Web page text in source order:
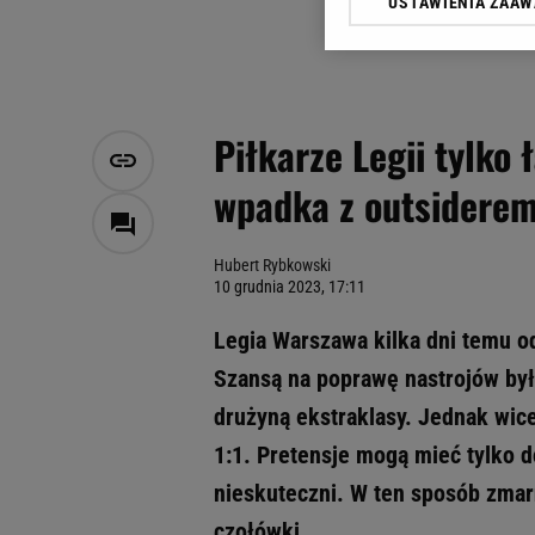
Piłkarze Legii tylko
wpadka z
Hubert Rybkowski
10 grudnia 2023, 17:11
Legia Warszawa kilka dni temu
Szansą na poprawę nastrojów
drużyną ekstraklasy. Jednak
1:1. Pretensje mogą mieć tylko
nieskuteczni. W ten sposób
Klikając „Akceptuję”
Zaufanych Partnerów i
My, nasi Zaufani
Użycie dokładnych
Przechowywanie